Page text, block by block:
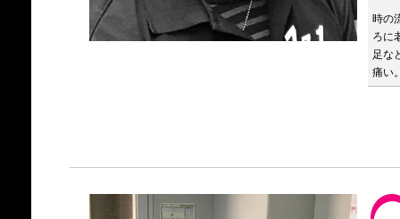
時の
ろに
足な
痛い